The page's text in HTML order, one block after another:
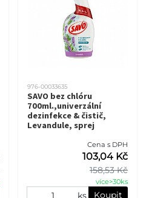
976-00033635
SAVO bez chlóru
700ml.,univerzální
dezinfekce & čistič,
Levandule, sprej
Cena s DPH
158,53 Kč
103,04 Kč
více>30ks
ks Koupit